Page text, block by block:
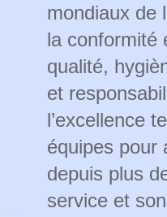
mondiaux de
la conformité
qualité,
et
l’excellence
équipes pour
depuis plus
service et